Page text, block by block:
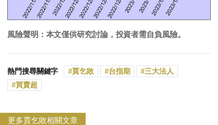
風險聲明：本文僅供研究討論，投資者需自負風險。
熱門搜尋關鍵字 賈乞敗 台指期
三大法人
買賣超
更多賈乞敗相關文章